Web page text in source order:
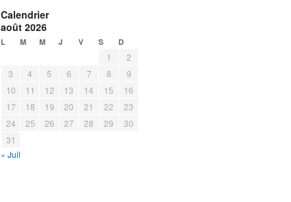
Calendrier
août 2026
L M M J V S D
1
2
3
4 5 6 7 8
9
10
11 12 13 14 15
16
17
18 19 20 21 22
23
24
25 26 27 28 29
30
31
« Juil